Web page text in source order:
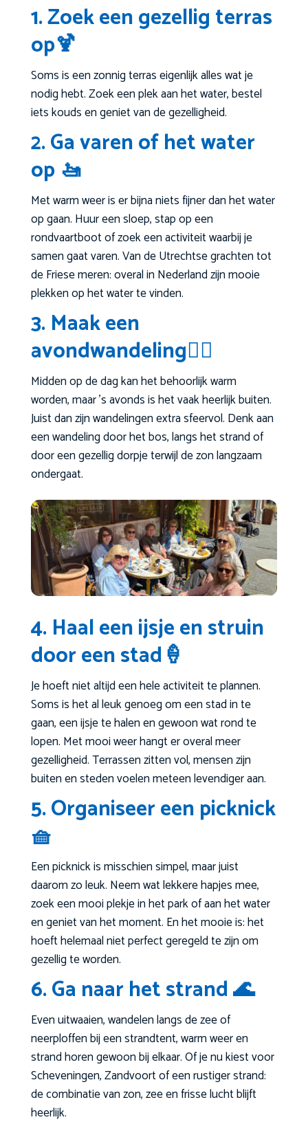
1. Zoek een gezellig terras
op🍹
Soms is een zonnig terras eigenlijk alles wat je
nodig hebt. Zoek een plek aan het water, bestel
iets kouds en geniet van de gezelligheid.
2. Ga varen of het water
op 🚤
Met warm weer is er bijna niets fijner dan het water
op gaan. Huur een sloep, stap op een
rondvaartboot of zoek een activiteit waarbij je
samen gaat varen. Van de Utrechtse grachten tot
de Friese meren: overal in Nederland zijn mooie
plekken op het water te vinden.
3. Maak een
avondwandeling🚶‍♀️
Midden op de dag kan het behoorlijk warm
worden, maar ’s avonds is het vaak heerlijk buiten.
Juist dan zijn wandelingen extra sfeervol. Denk aan
een wandeling door het bos, langs het strand of
door een gezellig dorpje terwijl de zon langzaam
ondergaat.
4. Haal een ijsje en struin
door een stad🍦
Je hoeft niet altijd een hele activiteit te plannen.
Soms is het al leuk genoeg om een stad in te
gaan, een ijsje te halen en gewoon wat rond te
lopen. Met mooi weer hangt er overal meer
gezelligheid. Terrassen zitten vol, mensen zijn
buiten en steden voelen meteen levendiger aan.
5. Organiseer een picknick
🧺
Een picknick is misschien simpel, maar juist
daarom zo leuk. Neem wat lekkere hapjes mee,
zoek een mooi plekje in het park of aan het water
en geniet van het moment. En het mooie is: het
hoeft helemaal niet perfect geregeld te zijn om
gezellig te worden.
6. Ga naar het strand 🌊
Even uitwaaien, wandelen langs de zee of
neerploffen bij een strandtent, warm weer en
strand horen gewoon bij elkaar. Of je nu kiest voor
Scheveningen, Zandvoort of een rustiger strand:
de combinatie van zon, zee en frisse lucht blijft
heerlijk.